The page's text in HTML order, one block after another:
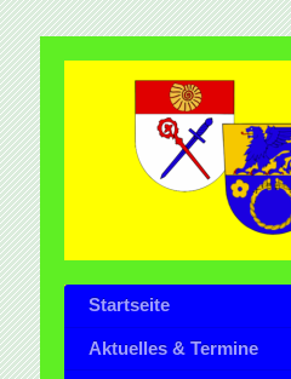
Startseite
Aktuelles & Termine